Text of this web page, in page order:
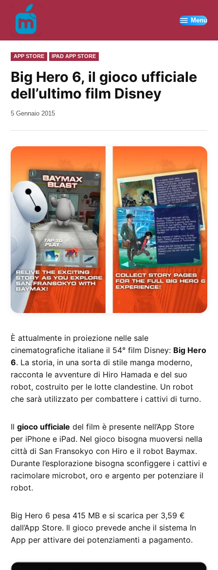
contenuto
Menu
PUBBLICATO
IN
APP STORE IPAD APP STORE
Big Hero 6, il gioco ufficiale
dell’ultimo film Disney
da
5 Gennaio 2015
È attualmente in proiezione nelle sale
cinematografiche italiane il 54° film Disney: Big Hero
6. La storia, in una sorta di stile manga moderno,
racconta le avventure di Hiro Hamada e del suo
robot, costruito per le lotte clandestine. Un robot
che sarà utilizzato per combattere i cattivi di turno.
Ilgioco ufficiale del film è presente nell’App Store
per iPhone e iPad. Nel gioco bisogna muoversi nella
città di San Fransokyo con Hiro e il robot Baymax.
Durante l’esplorazione bisogna sconfiggere i cattivi e
racimolare microbot, oro e argento per potenziare il
robot.
Big Hero 6 pesa 415 MB e si scarica per 3,59 €
dall’App Store. Il gioco prevede anche il sistema In
App per attivare dei potenziamenti a pagamento.